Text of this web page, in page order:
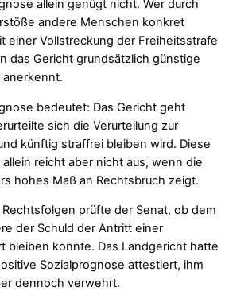
allein genügt nicht. Wer durch
andere Menschen konkret
einer Vollstreckung der Freiheitsstrafe
das Gericht grundsätzlich günstige
bedeutet: Das Gericht geht
sich die Verurteilung zur
künftig straffrei bleiben wird. Diese
reicht aber nicht aus, wenn die
hohes Maß an Rechtsbruch zeigt.
prüfte der Senat, ob dem
der Schuld der Antritt einer
bleiben konnte. Das Landgericht hatte
Sozialprognose attestiert, ihm
dennoch verwehrt.